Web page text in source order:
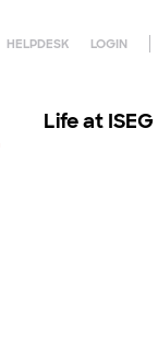
HELPDESK LOGIN
Life at ISEG